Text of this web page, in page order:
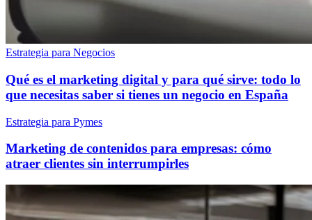
Estrategia para Negocios
Qué es el marketing digital y para qué sirve: todo lo
que necesitas saber si tienes un negocio en España
Estrategia para Pymes
Marketing de contenidos para empresas: cómo
atraer clientes sin interrumpirles